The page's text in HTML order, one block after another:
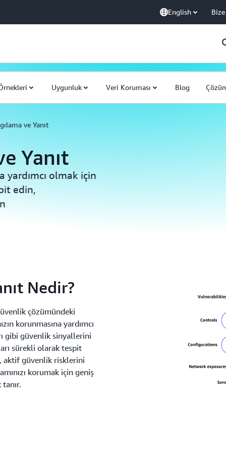
English
Uygunluk Veri Koruması Blog
ve Yanıt
Yanıt
olmak için
edin,
Nedir?
çözümündeki
korunmasına yardımcı
gibi güvenlik sinyallerini
sürekli olarak tespit
aktif güvenlik risklerini
korumak için geniş